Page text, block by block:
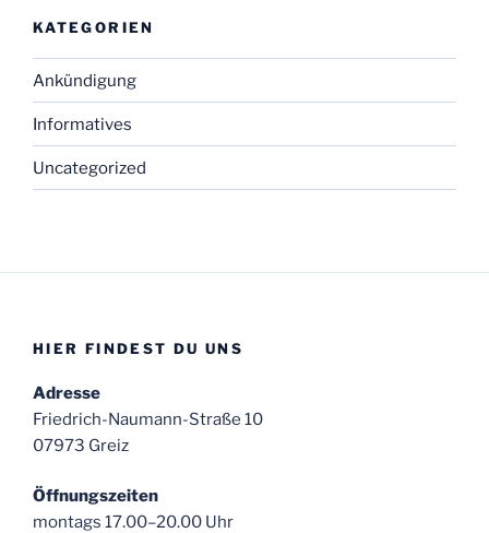
KATEGORIEN
Ankündigung
Informatives
Uncategorized
HIER FINDEST DU UNS
Adresse
Friedrich-Naumann-Straße 10
07973 Greiz
Öffnungszeiten
montags 17.00–20.00 Uhr